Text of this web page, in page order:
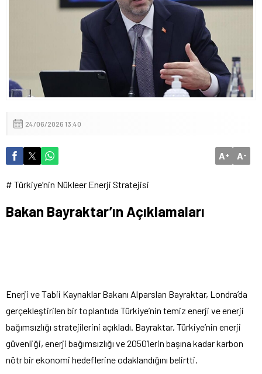
Kimsenin Haddi Yok!
Çocuk Koruma Kanunu’na Dair Açıklamalar
24/06/2026 13:40
A+ A-
# Türkiye’nin Nükleer Enerji Stratejisi
Bakan Bayraktar’ın Açıklamaları
Enerji ve Tabii Kaynaklar Bakanı Alparslan Bayraktar, Londra’da
gerçekleştirilen bir toplantıda Türkiye’nin temiz enerji ve enerji
bağımsızlığı stratejilerini açıkladı. Bayraktar, Türkiye’nin enerji
güvenliği, enerji bağımsızlığı ve 2050’lerin başına kadar karbon
nötr bir ekonomi hedeflerine odaklandığını belirtti.